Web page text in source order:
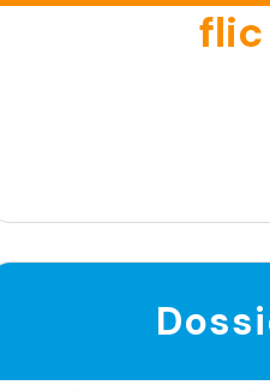
flic